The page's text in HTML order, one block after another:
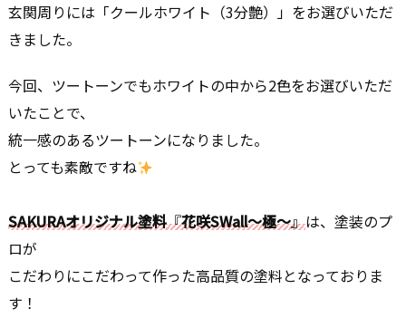
玄関周りには「クールホワイト（3分艶）」をお選びいただ
きました。
今回、ツートーンでもホワイトの中から2色をお選びいただ
いたことで、
統一感のあるツートーンになりました。
とっても素敵ですね
SAKURAオリジナル塗料『花咲SWall～極～』は、塗装のプ
ロが
こだわりにこだわって作った高品質の塗料となっておりま
す！